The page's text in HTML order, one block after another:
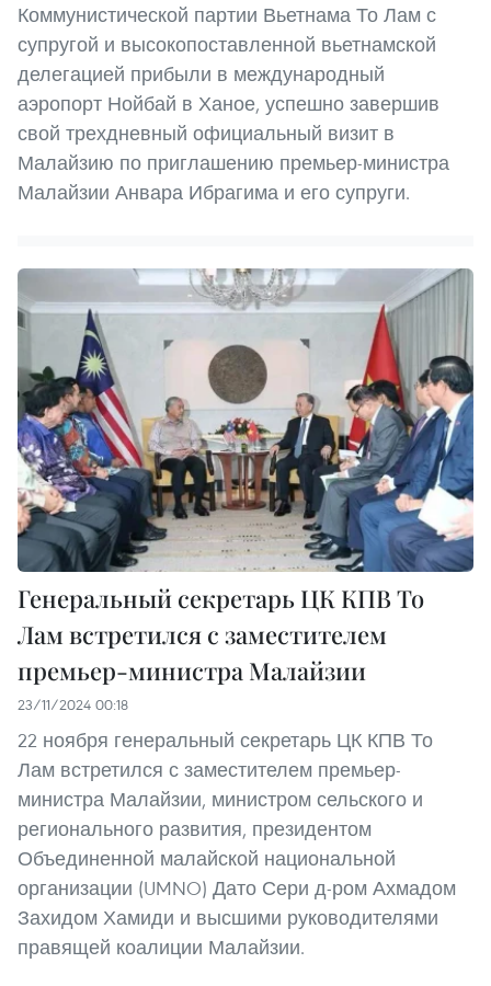
Коммунистической партии Вьетнама То Лам с
супругой и высокопоставленной вьетнамской
делегацией прибыли в международный
аэропорт Нойбай в Ханое, успешно завершив
свой трехдневный официальный визит в
Малайзию по приглашению премьер-министра
Малайзии Анвара Ибрагима и его супруги.
Генеральный секретарь ЦК КПВ То
Лам встретился с заместителем
премьер-министра Малайзии
23/11/2024 00:18
22 ноября генеральный секретарь ЦК КПВ То
Лам встретился с заместителем премьер-
министра Малайзии, министром сельского и
регионального развития, президентом
Объединенной малайской национальной
организации (UMNO) Дато Сери д-ром Ахмадом
Захидом Хамиди и высшими руководителями
правящей коалиции Малайзии.